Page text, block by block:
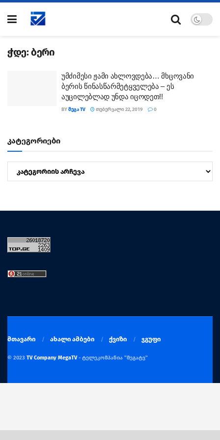
ჭდე:ბერი
უმძიმესი ჟამი ახლოვდება… მხცოვანი
ბერის წინასწარმეტყველება – ეს
აუცილებლად უნდა იცოდეთ!!
BYᲛᲔᲒᲐ TV ᲗᲔᲑᲔᲠᲕᲐᲚᲘ 22, 2019 0
კატეგორიები
მთავარი ახალი ამბები ქვიზი ჯგუფი
© 2023 TV Company MegaTV- ტელეკომპანია "მეგატვ"